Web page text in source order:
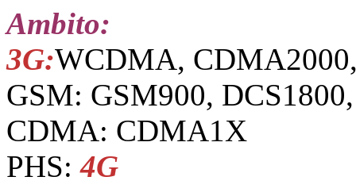
Ambito:
3G:WCDMA,
GSM: GSM900,
CDMA: CDMA1X
PHS:4G